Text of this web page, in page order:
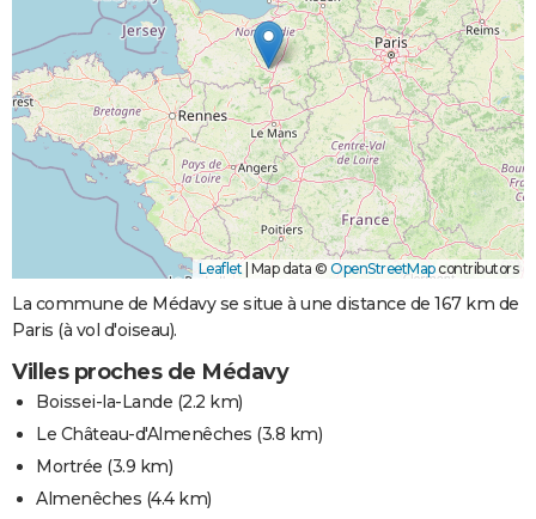
Leaflet Map data © OpenStreetMapcontributors
La commune de Médavy se situe à une distance de 167 km de
Paris (à vol d'oiseau).
Villes proches de Médavy
Boissei-la-Lande (2.2 km)
Le Château-d'Almenêches (3.8 km)
Mortrée (3.9 km)
Almenêches (4.4 km)